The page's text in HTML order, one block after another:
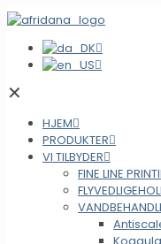
✕
HJEM
PRODUKTER
VI TILBYDER
FINE LINE